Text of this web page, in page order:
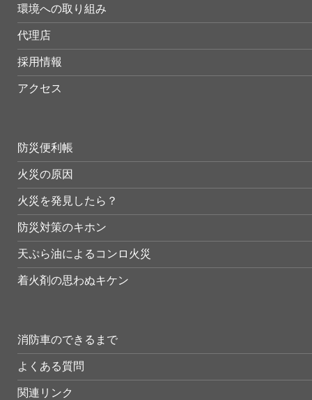
環境への取り組み
代理店
採用情報
アクセス
防災便利帳
火災の原因
火災を発見したら？
防災対策のキホン
天ぷら油によるコンロ火災
着火剤の思わぬキケン
消防車のできるまで
よくある質問
関連リンク